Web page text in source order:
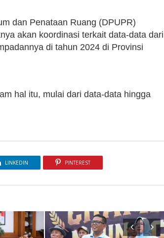
dan Penataan Ruang (DPUPR)
akan koordinasi terkait data-data dari
di tahun 2024 di Provinsi
hal itu, mulai dari data-data hingga
LINKEDIN PINTEREST